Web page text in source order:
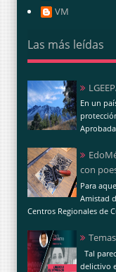
VM
Las más leídas
En un
con
Para
Amistad
Centros Regionales de
Tal
delictivo